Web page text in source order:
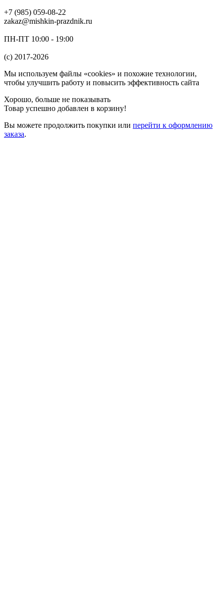
+7 (985) 059-08-22
zakaz@mishkin-prazdnik.ru
ПН-ПТ 10:00 - 19:00
(c) 2017-2026
Мы используем файлы «cookies» и похожие технологии,
чтобы улучшить работу и повысить эффективность сайта
Хорошо, больше не показывать
Товар успешно добавлен в корзину!
Вы можете продолжить покупки или перейти к оформлению
заказа.